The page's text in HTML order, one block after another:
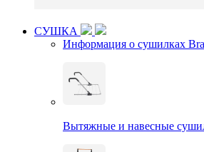
СУШКА
Информация о сушилках
Вытяжные и навесные